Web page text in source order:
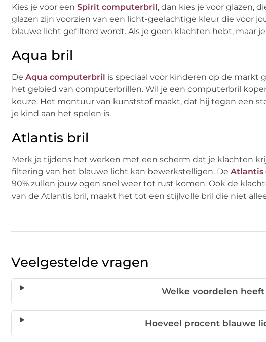
Kies je voor een Spirit computerbril, dan kies je voor glazen,
glazen zijn voorzien van een licht-geelachtige kleur die voor
blauwe licht gefilterd wordt. Als je geen klachten hebt, maar
Aqua bril
De Aqua computerbril is speciaal voor kinderen op de markt
het gebied van computerbrillen. Wil je een computerbril
keuze. Het montuur van kunststof maakt, dat hij tegen een
je kind aan het spelen is.
Atlantis bril
Merk je tijdens het werken met een scherm dat je klachten
filtering van het blauwe licht kan bewerkstelligen. De Atlantis
90% zullen jouw ogen snel weer tot rust komen. Ook de
van de Atlantis bril, maakt het tot een stijlvolle bril die niet
Veelgestelde vragen
Welke voordelen
Hoeveel procent blauwe